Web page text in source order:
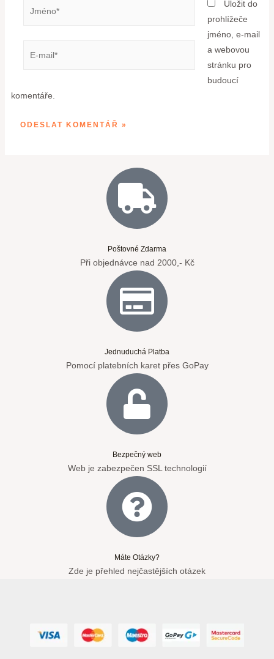
Uložit do
prohlížeče
jméno, e-mail
a webovou
stránku pro
budoucí
komentáře.
Poštovné Zdarma
Při objednávce nad 2000,- Kč
Jednuduchá Platba
Pomocí platebních karet přes GoPay
Bezpečný web
Web je zabezpečen SSL technologií
Máte Otázky?
Zde je přehled nejčastějších otázek